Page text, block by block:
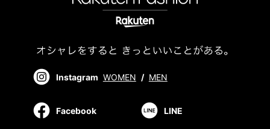
Instagram WOMEN / MEN
Facebook LINE